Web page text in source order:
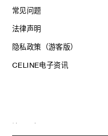
常见问题
法律声明
隐私政策（游客版）
CELINE电子资讯